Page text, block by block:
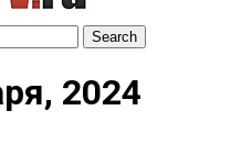
Search
2024